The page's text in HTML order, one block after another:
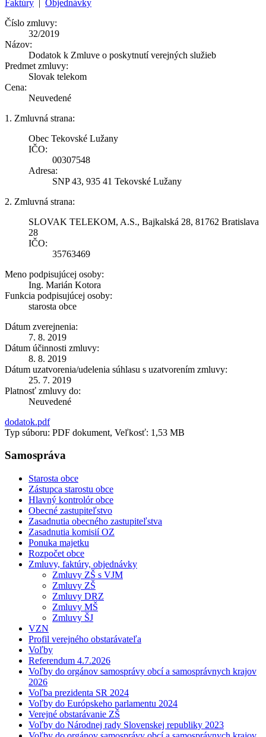
Faktúry
Objednávky
Číslo zmluvy:
32/2019
Názov:
Dodatok k Zmluve o poskytnutí verejných služieb
Predmet zmluvy:
Slovak telekom
Cena:
Neuvedené
1. Zmluvná strana:
Obec Tekovské Lužany
IČO:
00307548
Adresa:
SNP 43, 935 41 Tekovské Lužany
2. Zmluvná strana:
SLOVAK TELEKOM, A.S., Bajkalská 28, 81762 Bratislava
28
IČO:
35763469
Meno podpisujúcej osoby:
Ing. Marián Kotora
Funkcia podpisujúcej osoby:
starosta obce
Dátum zverejnenia:
7. 8. 2019
Dátum účinnosti zmluvy:
8. 8. 2019
Dátum uzatvorenia/udelenia súhlasu s uzatvorením zmluvy:
25. 7. 2019
Platnosť zmluvy do:
Neuvedené
dodatok.pdf
Typ súboru: PDF dokument, Veľkosť: 1,53 MB
Samospráva
Starosta obce
Zástupca starostu obce
Hlavný kontrolór obce
Obecné zastupiteľstvo
Zasadnutia obecného zastupiteľstva
Zasadnutia komisií OZ
Ponuka majetku
Rozpočet obce
Zmluvy, faktúry, objednávky
Zmluvy ZŠ s VJM
Zmluvy ZŠ
Zmluvy DRZ
Zmluvy MŠ
Zmluvy ŠJ
VZN
Profil verejného obstarávateľa
Voľby
Referendum 4.7.2026
Voľby do orgánov samosprávy obcí a samosprávnych krajov
2026
Voľba prezidenta SR 2024
Voľby do Európskeho parlamentu 2024
Verejné obstarávanie ZŠ
Voľby do Národnej rady Slovenskej republiky 2023